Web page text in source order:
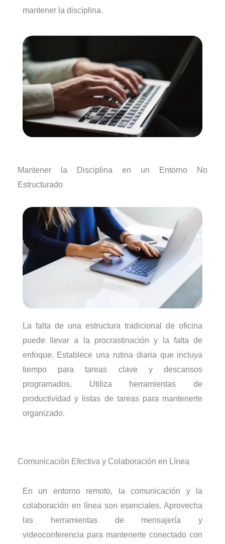
mantener la disciplina.
Mantener la Disciplina en un Entorno No
Estructurado
La falta de una estructura tradicional de oficina
puede llevar a la procrastinación y la falta de
enfoque. Establece una rutina diaria que incluya
tiempo para tareas clave y descansos
programados. Utiliza herramientas de
productividad y listas de tareas para mantenerte
organizado.
Comunicación Efectiva y Colaboración en Línea
En un entorno remoto, la comunicación y la
colaboración en línea son esenciales. Aprovecha
las herramientas de mensajería y
videoconferencia para mantenerte conectado con